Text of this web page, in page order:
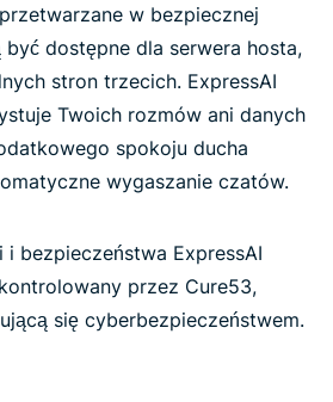
w bezpiecznej
dostępne dla serwera hosta,
stron trzecich. ExpressAI
Twoich rozmów ani danych
spokoju ducha
wygaszanie czatów.
bezpieczeństwa ExpressAI
przez Cure53,
się cyberbezpieczeństwem.